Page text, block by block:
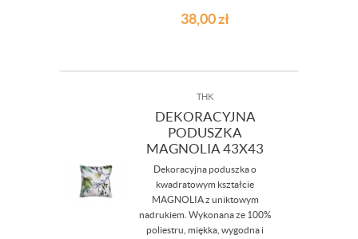
38,00zł
THK
DEKORACYJNA
PODUSZKA
MAGNOLIA 43X43
Dekoracyjna poduszka o
kwadratowym kształcie
MAGNOLIA z uniktowym
nadrukiem. Wykonana ze 100%
poliestru, miękka, wygodna i